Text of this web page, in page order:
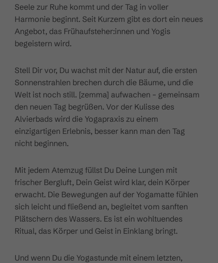
Seele zur Ruhe kommt und der Tag in voller
Harmonie beginnt. Seit Kurzem gibt es dort ein neues
Angebot, das Frühaufsteher:innen und Yogis
begeistern wird.
Stell Dir vor, Du wachst mit der Natur auf, die ersten
Sonnenstrahlen brechen durch die Bäume, und die
Welt ist noch still. [zemma] aufwachen – gemeinsam
den neuen Tag begrüßen. Vor der Kulisse des
Alvierbads wird die Yogapraxis zu einem
einzigartigen Erlebnis, besser kann man den Tag
nicht beginnen.
Mit jedem Atemzug füllst Du Deine Lungen mit
frischer Bergluft, Dein Geist wird klar, dein Körper
erwacht. Die Bewegungen auf der Yogamatte fühlen
sich leicht und fließend an, begleitet vom sanften
Plätschern des Wassers. Es ist ein wohltuendes
Ritual, das Körper und Geist in Einklang bringt.
Und wenn Du die Yogastunde mit einem letzten,